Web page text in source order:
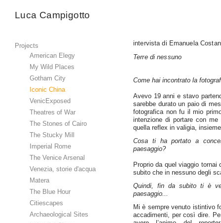
intervista di Emanuela
Terre di nessuno
Come hai incontrato la
Avevo 19 anni e stavo
sarebbe durato un paio di
fotografica non fu il mio
intenzione di portare con
quella reflex in valigia,
Cosa ti ha portato a
paesaggio?
Proprio da quel viaggio
subito che in nessuno degli
Quindi, fin da subito ti è
paesaggio...
Mi è sempre venuto istintivo
accadimenti, per così dire.
Luca Campigotto
Projects
American Elegy
My Wild Places
Gotham City
Iconic China
VenicExposed
Theatres of War
The Stones of Cairo
The Stucky Mill
Imperial Rome
The Venice Arsenal
Venezia, storie d'acqua
Matera
The Blue Hour
Citiescapes
Archaeological Sites